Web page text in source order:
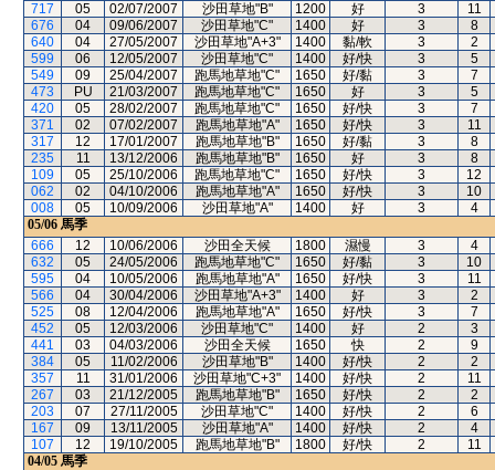
717
05 02/07/2007 沙田草地"B" 1200 好 3
11
676
04 09/06/2007 沙田草地"C" 1400 好 3
8
640
04 27/05/2007 沙田草地"A+3" 1400 黏/軟 3
2
599
06 12/05/2007 沙田草地"C" 1400 好/快 3
5
549
09 25/04/2007 跑馬地草地"C" 1650 好/黏 3
7
473
PU 21/03/2007 跑馬地草地"C" 1650 好 3
5
420
05 28/02/2007 跑馬地草地"C" 1650 好/快 3
7
371
02 07/02/2007 跑馬地草地"A" 1650 好/快 3
11
317
12 17/01/2007 跑馬地草地"B" 1650 好/黏 3
8
235
11 13/12/2006 跑馬地草地"B" 1650 好 3
8
109
05 25/10/2006 跑馬地草地"C" 1650 好/快 3
12
062
02 04/10/2006 跑馬地草地"A" 1650 好/快 3
10
008
05 10/09/2006 沙田草地"A" 1400 好 3
4
05/06 馬季
666
12 10/06/2006 沙田全天候 1800 濕慢 3
4
632
05 24/05/2006 跑馬地草地"C" 1650 好/黏 3
10
595
04 10/05/2006 跑馬地草地"A" 1650 好/快 3
11
566
04 30/04/2006 沙田草地"A+3" 1400 好 3
2
525
08 12/04/2006 跑馬地草地"A" 1650 好/快 3
7
452
05 12/03/2006 沙田草地"C" 1400 好 2
3
441
03 04/03/2006 沙田全天候 1650 快 2
9
384
05 11/02/2006 沙田草地"B" 1400 好/快 2
2
357
11 31/01/2006 沙田草地"C+3" 1400 好/快 2
11
267
03 21/12/2005 跑馬地草地"B" 1650 好/快 2
2
203
07 27/11/2005 沙田草地"C" 1400 好/快 2
6
167
09 13/11/2005 沙田草地"A" 1400 好/快 2
4
107
12 19/10/2005 跑馬地草地"B" 1800 好/快 2
11
04/05 馬季